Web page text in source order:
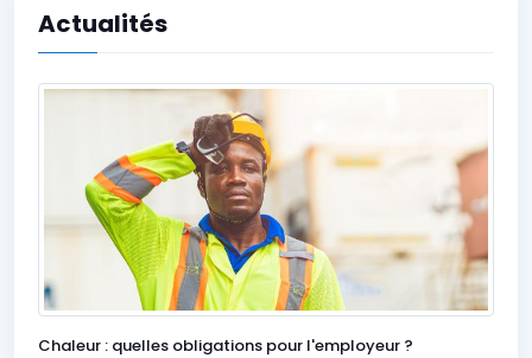
Actualités
Chaleur : quelles obligations pour l'employeur ?